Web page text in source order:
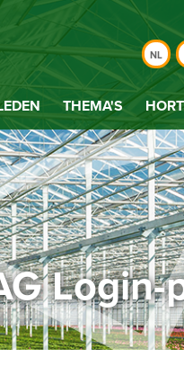
NL
THEMA'S
Login-